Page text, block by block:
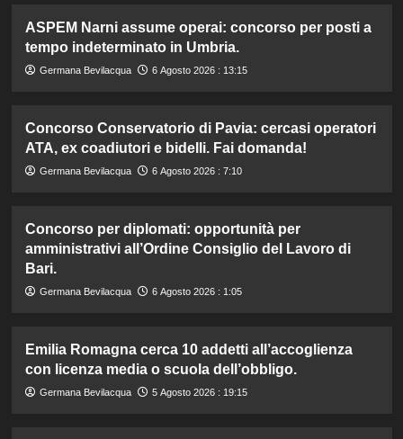
ASPEM Narni assume operai: concorso per posti a
tempo indeterminato in Umbria.
Germana Bevilacqua 6 Agosto 2026 : 13:15
Concorso Conservatorio di Pavia: cercasi operatori
ATA, ex coadiutori e bidelli. Fai domanda!
Germana Bevilacqua 6 Agosto 2026 : 7:10
Concorso per diplomati: opportunità per
amministrativi all’Ordine Consiglio del Lavoro di
Bari.
Germana Bevilacqua 6 Agosto 2026 : 1:05
Emilia Romagna cerca 10 addetti all’accoglienza
con licenza media o scuola dell’obbligo.
Germana Bevilacqua 5 Agosto 2026 : 19:15